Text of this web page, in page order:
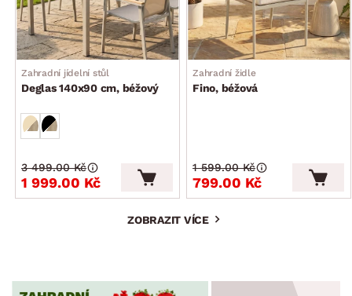
Zahradní jídelní stůl
Deglas 140x90 cm, béžový
1 999.00 Kč
3 499.00 Kč
Zahradní židle
Fino, béžová
799.00 Kč
1 599.00 Kč
ZOBRAZIT VÍCE